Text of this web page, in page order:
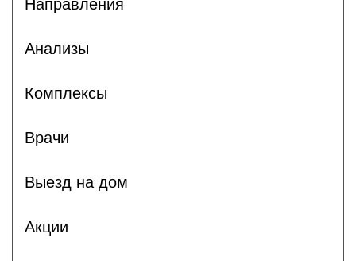
Направления
Анализы
Комплексы
Врачи
Выезд на дом
Акции